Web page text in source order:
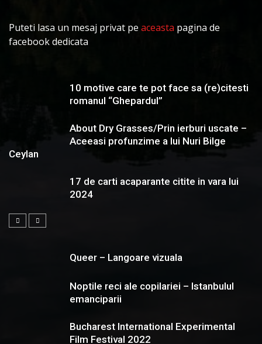
Puteti lasa un mesaj privat pe aceasta pagina de
facebook dedicata
10 motive care te pot face sa (re)citesti
romanul “Ghepardul”
About Dry Grasses/Prin ierburi uscate –
Aceeasi profunzime a lui Nuri Bilge
Ceylan
17 de carti acaparante citite in vara lui
2024
Queer – Langoare vizuala
Noptile reci ale copilariei – Istanbulul
emanciparii
Bucharest International Experimental
Film Festival 2022